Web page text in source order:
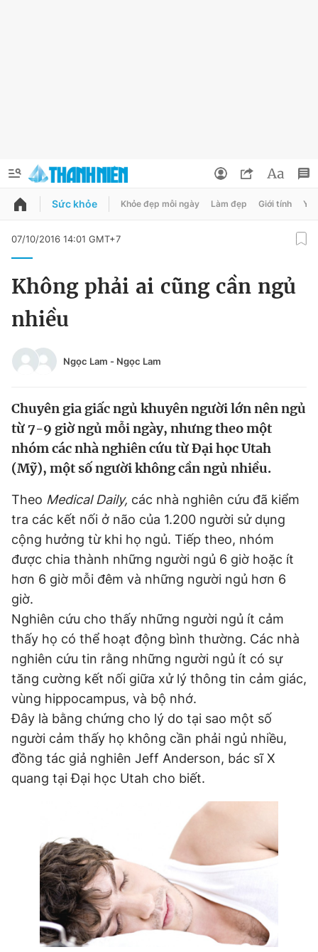
QUẢNG CÁO ĐẶT BÁO
Chuyên mục
Chào ngày mới Tin 24h
Tin thị trường Tin 360
Video Magazine
Sản phẩm khác
Tiện ích Bạn cần biết
Thông tin tòa soạn Liên hệ quảng cáo
Đọc Thanh Niên trên điện thoại
Theo dõi báo trên
Liên hệ quảng cáo
0908 780 404
Đặt báo Quảng cáo RSS Tòa soạn
Tổng biên tập: Nguyễn Ngọc Toàn
Phó tổng biên tập thường trực: Hải Thành
Phó tổng biên tập: Lâm Hiếu Dũng
Phó tổng biên tập: Trần Việt Hưng
Tổng thư ký tòa soạn: Đức Trung
Đổi mật khẩu
Tin đã lưu
Tin đã xem
Sức khỏe Khỏe đẹp mỗi ngày Làm đẹp Giới tính Y
07/10/2016 14:01 GMT+7
Không phải ai cũng cần ngủ
nhiều
Ngọc Lam - Ngọc Lam
Chuyên gia giấc ngủ khuyên người lớn nên ngủ
từ 7-9 giờ ngủ mỗi ngày, nhưng theo một
nhóm các nhà nghiên cứu từ Đại học Utah
(Mỹ), một số người không cần ngủ nhiều.
Theo Medical Daily, các nhà nghiên cứu đã kiểm
tra các kết nối ở não của 1.200 người sử dụng
cộng hưởng từ khi họ ngủ. Tiếp theo, nhóm
được chia thành những người ngủ 6 giờ hoặc ít
hơn 6 giờ mỗi đêm và những người ngủ hơn 6
giờ.
Nghiên cứu cho thấy những người ngủ ít cảm
thấy họ có thể hoạt động bình thường. Các nhà
nghiên cứu tin rằng những người ngủ ít có sự
tăng cường kết nối giữa xử lý thông tin cảm giác,
vùng hippocampus, và bộ nhớ.
Đây là bằng chứng cho lý do tại sao một số
người cảm thấy họ không cần phải ngủ nhiều,
đồng tác giả nghiên Jeff Anderson, bác sĩ X
quang tại Đại học Utah cho biết.